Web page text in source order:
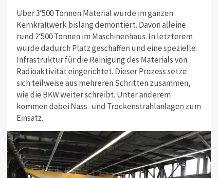
Über 3‘500 Tonnen Material wurde im ganzen
Kernkraftwerk bislang demontiert. Davon alleine
rund 2‘500 Tonnen im Maschinenhaus. In letzterem
wurde dadurch Platz geschaffen und eine spezielle
Infrastruktur für die Reinigung des Materials von
Radioaktivität eingerichtet. Dieser Prozess setze
sich teilweise aus mehreren Schritten zusammen,
wie die BKW weiter schreibt. Unter anderem
kommen dabei Nass- und Trockenstrahlanlagen zum
Einsatz.